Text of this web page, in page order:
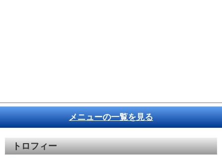
メニューの一覧を見る
トロフィー